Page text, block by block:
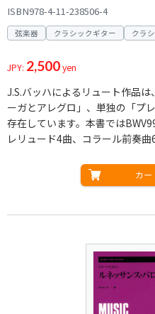
ISBN978-4-11-238506-4
弦楽器 クラシックギター クラ
JPY: 2,500yen
J.S.バッハによるリュート作品
ーガとアレグロ」、単独の「プ
存在しています。本書では
レリュード4曲、コラール前奏曲
カー